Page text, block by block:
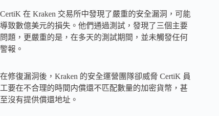
CertiK 在 Kraken 交易所中發現了嚴重的安全漏洞，可能
導致數億美元的損失。他們通過測試，發現了三個主要
問題，更嚴重的是，在多天的測試期間，並未觸發任何
警報。
在修復漏洞後，Kraken 的安全運營團隊卻威脅 CertiK 員
工要在不合理的時間内償還不匹配數量的加密貨幣，甚
至沒有提供償還地址。